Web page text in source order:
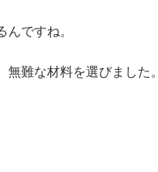
ですね。
難な材料を選びました。